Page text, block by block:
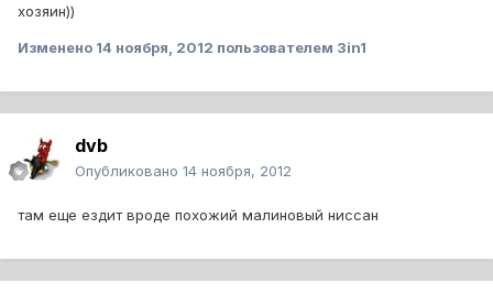
хозяин))
Изменено 14 ноября, 2012 пользователем 3in1
dvb
Опубликовано 14 ноября, 2012
там еще ездит вроде похожий малиновый ниссан